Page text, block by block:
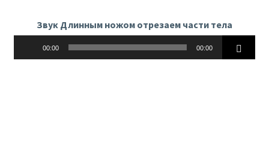
Звук Длинным ножом отрезаем части тела
00:00 00:00